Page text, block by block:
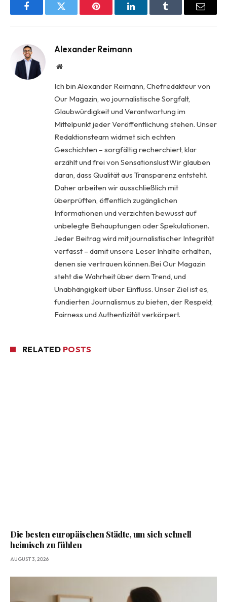
FacebookTwitter Pinterest LinkedInTumblr Email
Alexander Reimann
Website
Ich bin Alexander Reimann, Chefredakteur von
Our Magazin, wo journalistische Sorgfalt,
Glaubwürdigkeit und Verantwortung im
Mittelpunkt jeder Veröffentlichung stehen. Unser
Redaktionsteam widmet sich echten
Geschichten – sorgfältig recherchiert, klar
erzählt und frei von Sensationslust.Wir glauben
daran, dass Qualität aus Transparenz entsteht.
Daher arbeiten wir ausschließlich mit
überprüften, öffentlich zugänglichen
Informationen und verzichten bewusst auf
unbelegte Behauptungen oder Spekulationen.
Jeder Beitrag wird mit journalistischer Integrität
verfasst – damit unsere Leser Inhalte erhalten,
denen sie vertrauen können.Bei Our Magazin
steht die Wahrheit über dem Trend, und
Unabhängigkeit über Einfluss. Unser Ziel ist es,
fundierten Journalismus zu bieten, der Respekt,
Fairness und Authentizität verkörpert.
RELATED POSTS
Die besten europäischen Städte, um sich schnell
heimisch zu fühlen
AUGUST 3, 2026